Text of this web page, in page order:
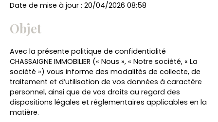
Date de mise à jour : 20/04/2026 08:58
Objet
Avec la présente politique de confidentialité
CHASSAIGNE IMMOBILIER (« Nous », « Notre société, « La
société ») vous informe des modalités de collecte, de
traitement et d’utilisation de vos données à caractère
personnel, ainsi que de vos droits au regard des
dispositions légales et réglementaires applicables en la
matière.